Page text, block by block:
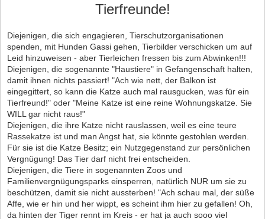
Tierfreunde!
Diejenigen, die sich engagieren, Tierschutzorganisationen
spenden, mit Hunden Gassi gehen, Tierbilder verschicken um auf
Leid hinzuweisen - aber Tierleichen fressen bis zum Abwinken!!!
Diejenigen, die sogenannte "Haustiere" in Gefangenschaft halten,
damit ihnen nichts passiert! "Ach wie nett, der Balkon ist
eingegittert, so kann die Katze auch mal rausgucken, was für ein
Tierfreund!" oder "Meine Katze ist eine reine Wohnungskatze. Sie
WILL gar nicht raus!"
Diejenigen, die ihre Katze nicht rauslassen, weil es eine teure
Rassekatze ist und man Angst hat, sie könnte gestohlen werden.
Für sie ist die Katze Besitz; ein Nutzgegenstand zur persönlichen
Vergnügung! Das Tier darf nicht frei entscheiden.
Diejenigen, die Tiere in sogenannten Zoos und
Familienvergnügungsparks einsperren, natürlich NUR um sie zu
beschützen, damit sie nicht aussterben! "Ach schau mal, der süße
Affe, wie er hin und her wippt, es scheint ihm hier zu gefallen! Oh,
da hinten der Tiger rennt im Kreis - er hat ja auch sooo viel